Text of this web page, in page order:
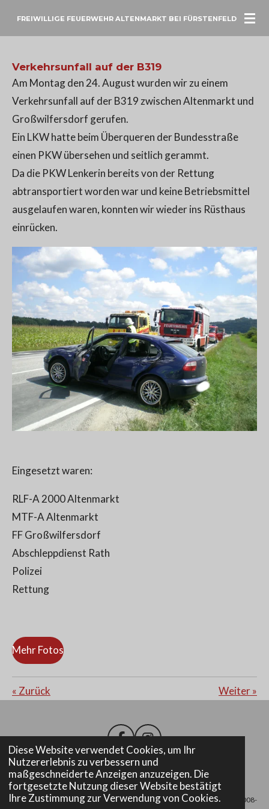
Diese Website verwendet Cookies, um Ihr
Nutzererlebnis zu verbessern und
maßgeschneiderte Anzeigen anzuzeigen. Die
fortgesetzte Nutzung dieser Website bestätigt
Ihre Zustimmung zur Verwendung von Cookies.
ZumFREIWILLIGE FEUERWEHR ALTENMARKT BEI FÜRSTENFELD
Verkehrsunfall auf der B319
Am Montag den 24. August wurden wir zu einem
Verkehrsunfall auf der B319 zwischen Altenmarkt und
Großwilfersdorf gerufen.
Ein LKW hatte beim Überqueren der Bundesstraße
einen PKW übersehen und seitlich gerammt.
Da die PKW Lenkerin bereits von der Rettung
abtransportiert worden war und keine Betriebsmittel
ausgelaufen waren, konnten wir wieder ins Rüsthaus
einrücken.
Eingesetzt waren:
RLF-A 2000 Altenmarkt
MTF-A Altenmarkt
FF Großwilfersdorf
Abschleppdienst Rath
Polizei
Rettung
Mehr Fotos
« Zurück Weiter»
a
c
e
b
o
n
s
t
a
g
Impressum
© 2008-